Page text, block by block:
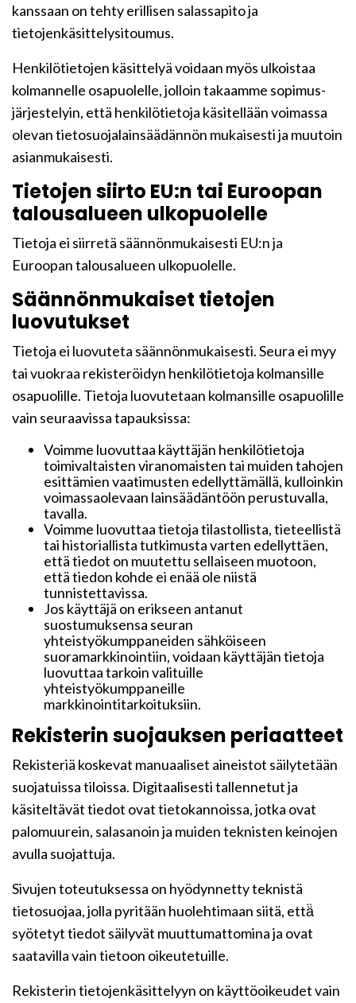
kanssaan on tehty erillisen salassapito ja
tietojenkäsittelysitoumus.
Henkilötietojen käsittelyä voidaan myös ulkoistaa
kolmannelle osapuolelle, jolloin takaamme sopimus-
järjestelyin, että henkilötietoja käsitellään voimassa
olevan tietosuojalainsäädännön mukaisesti ja muutoin
asianmukaisesti.
Tietojen siirto EU:n tai Euroopan
talousalueen ulkopuolelle
Tietoja ei siirretä säännönmukaisesti EU:n ja
Euroopan talousalueen ulkopuolelle.
Säännönmukaiset tietojen
luovutukset
Tietoja ei luovuteta säännönmukaisesti. Seura ei myy
tai vuokraa rekisteröidyn henkilötietoja kolmansille
osapuolille. Tietoja luovutetaan kolmansille osapuolille
vain seuraavissa tapauksissa:
Voimme luovuttaa käyttäjän henkilötietoja
toimivaltaisten viranomaisten tai muiden tahojen
esittämien vaatimusten edellyttämällä, kulloinkin
voimassaolevaan lainsäädäntöön perustuvalla,
tavalla.
Voimme luovuttaa tietoja tilastollista, tieteellistä
tai historiallista tutkimusta varten edellyttäen,
että tiedot on muutettu sellaiseen muotoon,
että tiedon kohde ei enää ole niistä
tunnistettavissa.
Jos käyttäjä on erikseen antanut
suostumuksensa seuran
yhteistyökumppaneiden sähköiseen
suoramarkkinointiin, voidaan käyttäjän tietoja
luovuttaa tarkoin valituille
yhteistyökumppaneille
markkinointitarkoituksiin.
Rekisterin suojauksen periaatteet
Rekisteriä koskevat manuaaliset aineistot säilytetään
suojatuissa tiloissa. Digitaalisesti tallennetut ja
käsiteltävät tiedot ovat tietokannoissa, jotka ovat
palomuurein, salasanoin ja muiden teknisten keinojen
avulla suojattuja.
Sivujen toteutuksessa on hyödynnetty teknistä
tietosuojaa, jolla pyritään huolehtimaan siitä, että̈
syötetyt tiedot säilyvät muuttumattomina ja ovat
saatavilla vain tietoon oikeutetuille.
Rekisterin tietojenkäsittelyyn on käyttöoikeudet vain